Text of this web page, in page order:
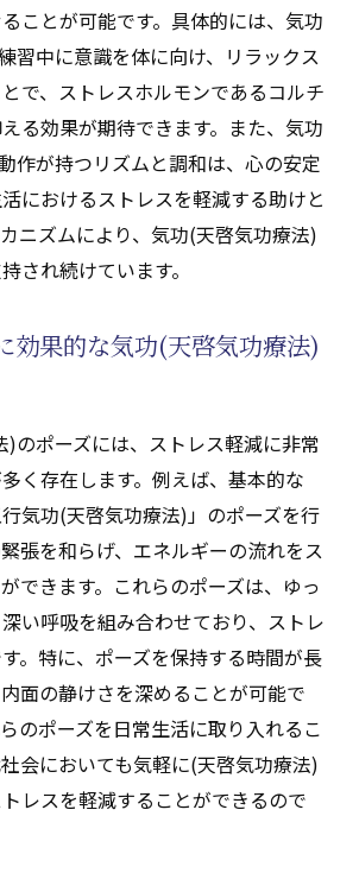
ことが可能です。具体的には、気功
習中に意識を体に向け、リラックス
で、ストレスホルモンであるコルチ
る効果が期待できます。また、気功
作が持つリズムと調和は、心の安定
におけるストレスを軽減する助けと
ニズムにより、気功(天啓気功療法)
され続けています。
効果的な気功(天啓気功療法)
のポーズには、ストレス軽減に非常
く存在します。例えば、基本的な
行気功(天啓気功療法)」のポーズを行
張を和らげ、エネルギーの流れをス
できます。これらのポーズは、ゆっ
い呼吸を組み合わせており、ストレ
。特に、ポーズを保持する時間が長
面の静けさを深めることが可能で
のポーズを日常生活に取り入れるこ
会においても気軽に(天啓気功療法)
レスを軽減することができるので